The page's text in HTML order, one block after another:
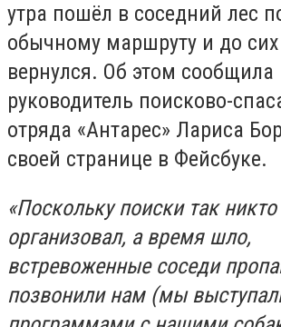
утра пошёл в соседний лес
обычному маршруту и до
вернулся. Об этом сообщила
руководитель поисково-
отряда «Антарес» Лариса
своей странице в Фейсбуке.
«Поскольку поиски так
организовал, а время шло,
встревоженные соседи
позвонили нам (мы